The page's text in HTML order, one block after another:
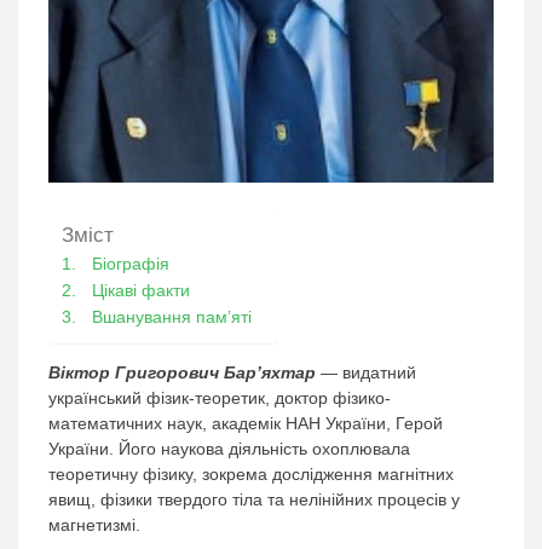
Зміст
Біографія
Цікаві факти
Вшанування пам’яті
Віктор Григорович Бар’яхтар — видатний
український фізик-теоретик, доктор фізико-
математичних наук, академік НАН України, Герой
України. Його наукова діяльність охоплювала
теоретичну фізику, зокрема дослідження магнітних
явищ, фізики твердого тіла та нелінійних процесів у
магнетизмі.